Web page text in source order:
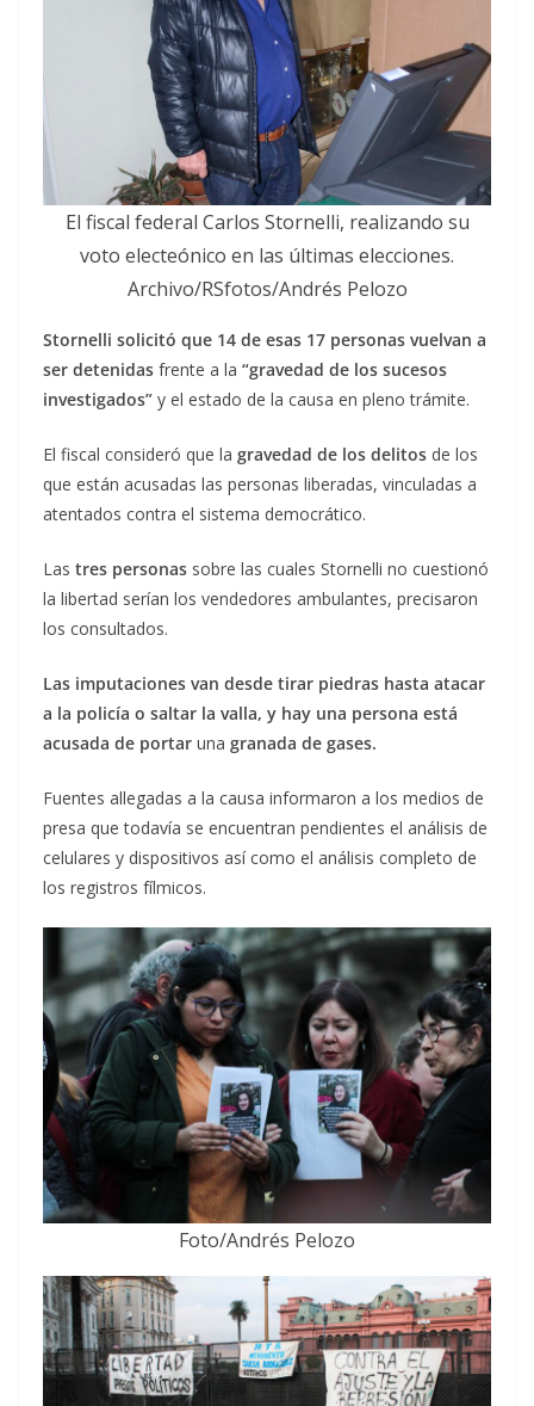
El fiscal federal Carlos Stornelli, realizando su
voto electeónico en las últimas elecciones.
Archivo/RSfotos/Andrés Pelozo
Stornelli solicitó que 14 de esas 17 personas vuelvan a
ser detenidas frente a la “gravedad de los sucesos
investigados” y el estado de la causa en pleno trámite.
El fiscal consideró que la gravedad de los delitos de los
que están acusadas las personas liberadas, vinculadas a
atentados contra el sistema democrático.
Las tres personas sobre las cuales Stornelli no cuestionó
la libertad serían los vendedores ambulantes, precisaron
los consultados.
Las imputaciones van desde tirar piedras hasta atacar
a la policía o saltar la valla, y hay una persona está
acusada de portar una granada de gases.
Fuentes allegadas a la causa informaron a los medios de
presa que todavía se encuentran pendientes el análisis de
celulares y dispositivos así como el análisis completo de
los registros fílmicos.
Foto/Andrés Pelozo